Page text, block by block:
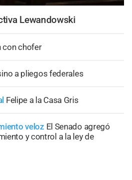
Lewandowski
con chofer
a pliegos federales
Felipe a la Casa Gris
veloz El Senado agregó
y control a la ley de